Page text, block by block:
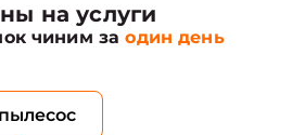
на услуги
чиним заодин день